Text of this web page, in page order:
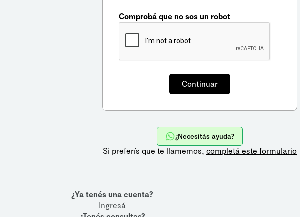
Comprobá que no sos un robot
¿Necesitás ayuda?
Si preferís que te llamemos, completá este formulario
¿Ya tenés una cuenta?
Ingresá